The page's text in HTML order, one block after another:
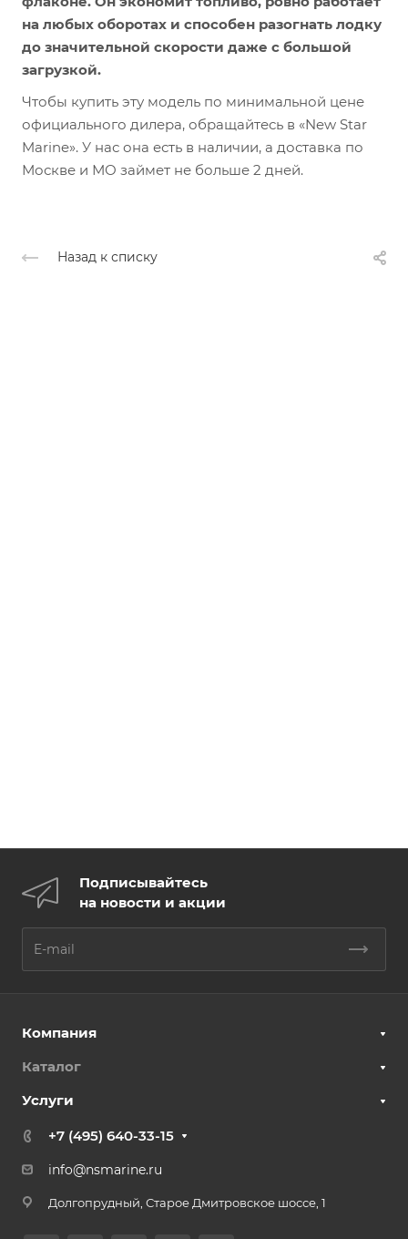
на любых оборотах и способен разогнать лодку
до значительной скорости даже с большой
загрузкой.
Чтобы купить эту модель по минимальной цене
официального дилера, обращайтесь в «New Star
Marine». У нас она есть в наличии, а доставка по
Москве и МО займет не больше 2 дней.
Назад к списку
Подписывайтесь
на новости и акции
Компания
Каталог
Услуги
+7 (495) 640-33-15
info@nsmarine.ru
Долгопрудный, Старое Дмитровское шоссе, 1